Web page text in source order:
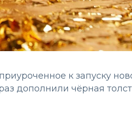
к запуску
дополнили чёрная